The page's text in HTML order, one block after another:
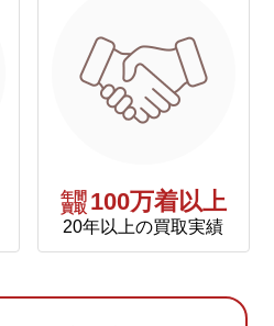
年間
買取 100万着以上
20年以上の買取実績